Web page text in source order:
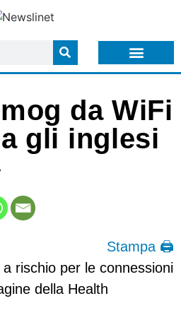
da WiFi
gli inglesi
Stampa 🖨
rischio per le connessioni
della Health